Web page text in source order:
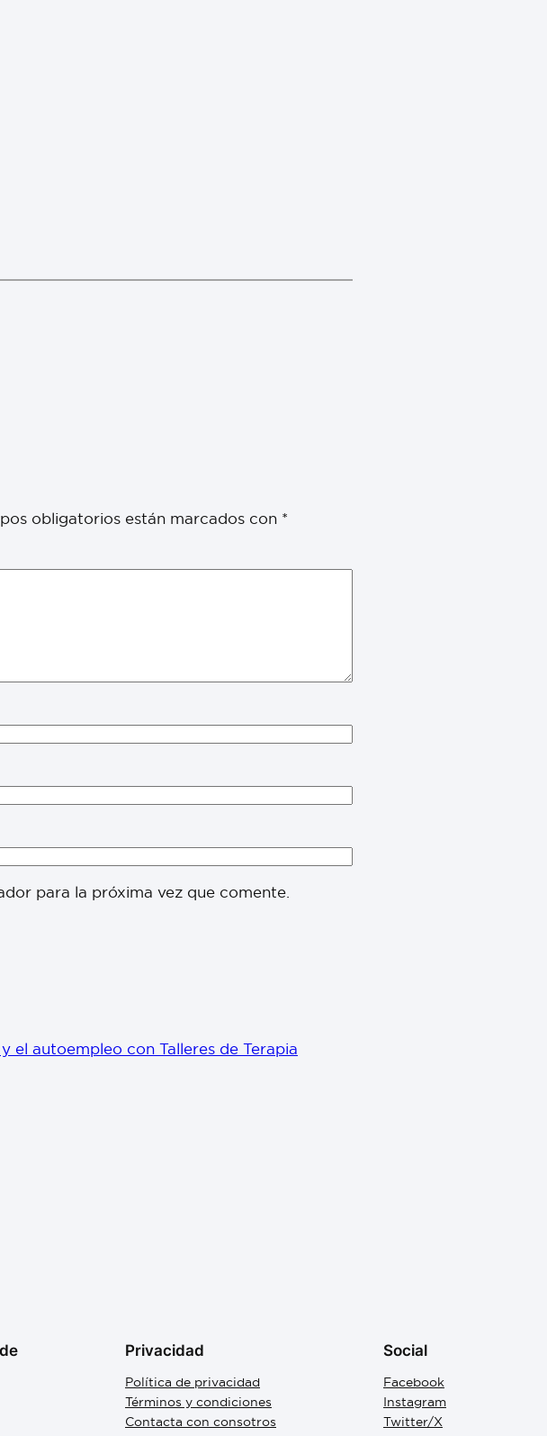
obligatorios están marcados con *
para la próxima vez que comente.
el autoempleo con Talleres de Terapia
Privacidad
Política de privacidad
Términos y condiciones
Contacta con consotros
Social
Facebook
Instagram
Twitter/X